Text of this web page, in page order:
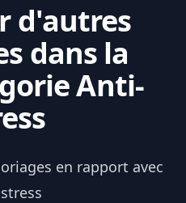
d'autres
dans la
Anti-
en rapport avec